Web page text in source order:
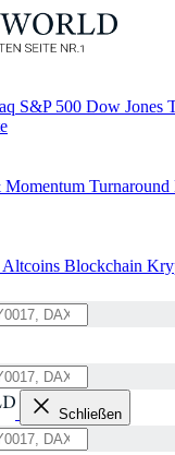
S&P 500 Dow Jones
Momentum Turnaround
Blockchain
Schließen